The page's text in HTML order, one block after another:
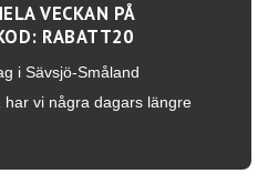
VECKAN PÅ
RABATT20
i Sävsjö-Småland
har vi några dagars längre